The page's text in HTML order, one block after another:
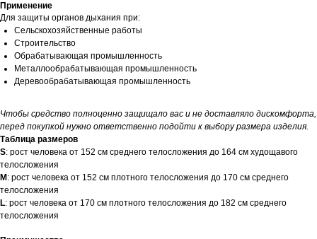
Применение
Для защиты органов дыхания при:
Сельскохозяйственные работы
Строительство
Обрабатывающая промышленность
Металлообрабатывающая промышленность
Деревообрабатывающая промышленность
Чтобы средство полноценно защищало вас и не доставляло дискомфорта,
перед покупкой нужно ответственно подойти к выбору размера изделия.
Таблица размеров
S: рост человека от 152 см среднего телосложения до 164 см худощавого
телосложения
M : рост человека от 152 см плотного телосложения до 170 см среднего
телосложения
L: рост человека от 170 см плотного телосложения до 182 см среднего
телосложения